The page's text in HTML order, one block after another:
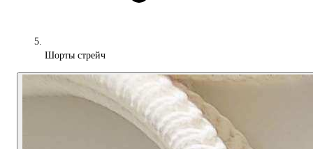
Шорты стрейч